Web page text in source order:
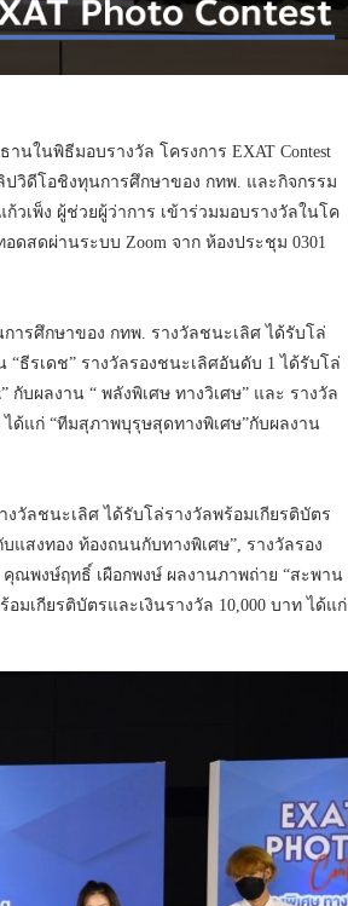
นในพิธีมอบรางวัล โครงการ EXAT Contest
ลิปวิดีโอชิงทุนการศึกษาของ กทพ. และกิจกรรม
วเพ็ง ผู้ช่วยผู้ว่าการ เข้าร่วมมอบรางวัลในโค
ดสดผ่านระบบ Zoom จาก ห้องประชุม 0301
การศึกษาของ กทพ. รางวัลชนะเลิศ ได้รับโล่
“ธีรเดช” รางวัลรองชนะเลิศอันดับ 1 ได้รับโล่
กับผลงาน “ พลังพิเศษ ทางวิเศษ” และ รางวัล
ด้แก่ “ทีมสุภาพบุรุษสุดทางพิเศษ”กับผลงาน
งวัลชนะเลิศ ได้รับโล่รางวัลพร้อมเกียรติบัตร
สงทอง ท้องถนนกับทางพิเศษ”, รางวัลรอง
ณพงษ์ฤทธิ์ เผือกพงษ์ ผลงานภาพถ่าย “สะพาน
เกียรติบัตรและเงินรางวัล 10,000 บาท ได้แก่